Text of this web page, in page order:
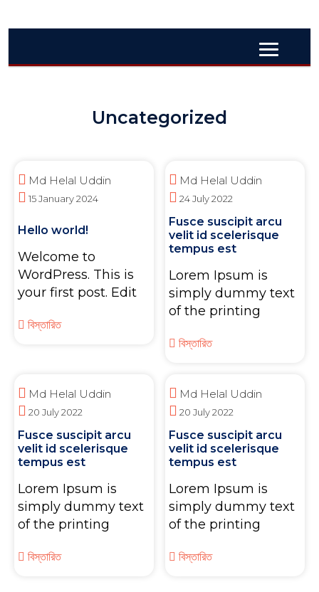
Uncategorized
Md Helal Uddin
15 January 2024
Hello world!
Welcome to
WordPress. This is
your first post. Edit
বিস্তারিত
Md Helal Uddin
24 July 2022
Fusce suscipit arcu
velit id scelerisque
tempus est
Lorem Ipsum is
simply dummy text
of the printing
বিস্তারিত
Md Helal Uddin
20 July 2022
Fusce suscipit arcu
velit id scelerisque
tempus est
Lorem Ipsum is
simply dummy text
of the printing
বিস্তারিত
Md Helal Uddin
20 July 2022
Fusce suscipit arcu
velit id scelerisque
tempus est
Lorem Ipsum is
simply dummy text
of the printing
বিস্তারিত